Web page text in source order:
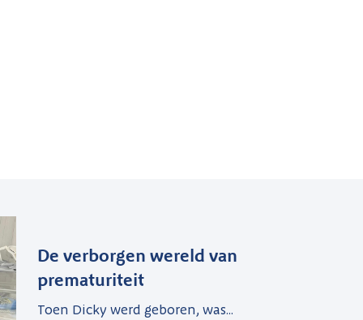
De verborgen wereld van
prematuriteit
Toen Dicky werd geboren, was...